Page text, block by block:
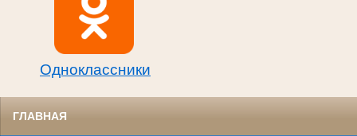
Одноклассники
ГЛАВНАЯ